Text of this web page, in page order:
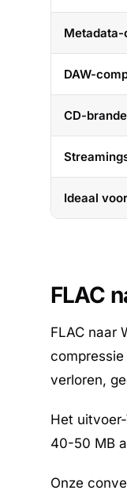
DAW-
CD-
Ideaal voor
FLAC
FLAC naar
verloren,
Het
40-50 MB
Onze